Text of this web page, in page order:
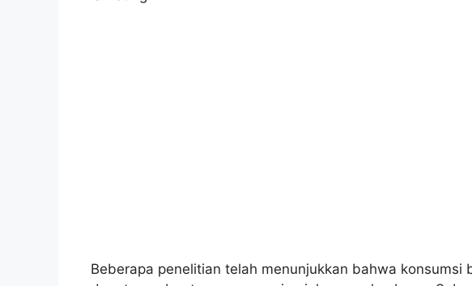
Beberapa penelitian telah menunjukkan bahwa konsumsi